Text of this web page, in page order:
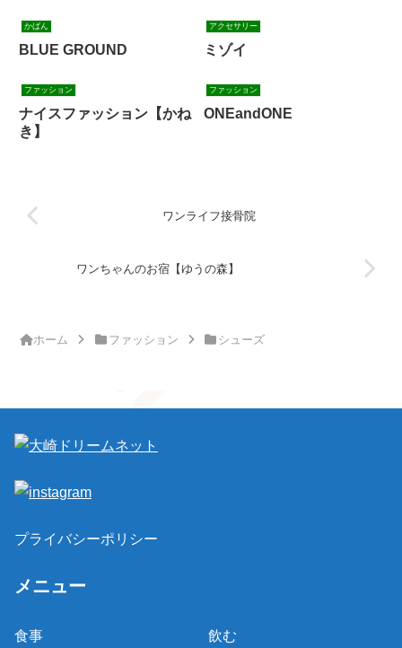
かばん
BLUE GROUND
アクセサリー
ミゾイ
ファッション
ナイスファッション【かね
き】
ファッション
ONEandONE
ワンライフ接骨院
ワンちゃんのお宿【ゆうの森】
ホーム ファッション シューズ
プライバシーポリシー
メニュー
食事 飲む